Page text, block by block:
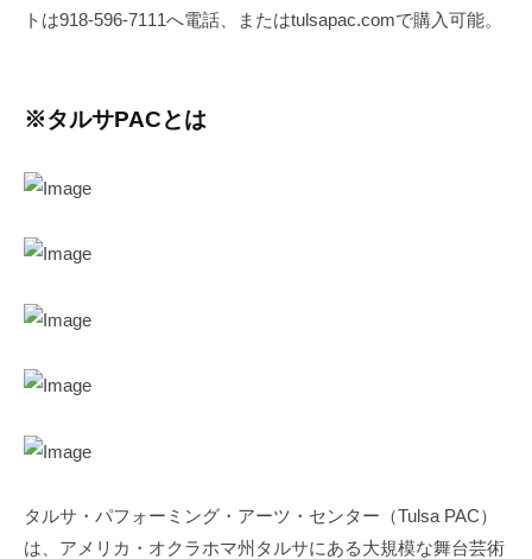
トは918-596-7111へ電話、またはtulsapac.comで購入可能。
※タルサPACとは
タルサ・パフォーミング・アーツ・センター（Tulsa PAC）
は、アメリカ・オクラホマ州タルサにある大規模な舞台芸術